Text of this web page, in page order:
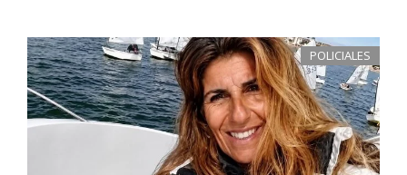
POLICIALES